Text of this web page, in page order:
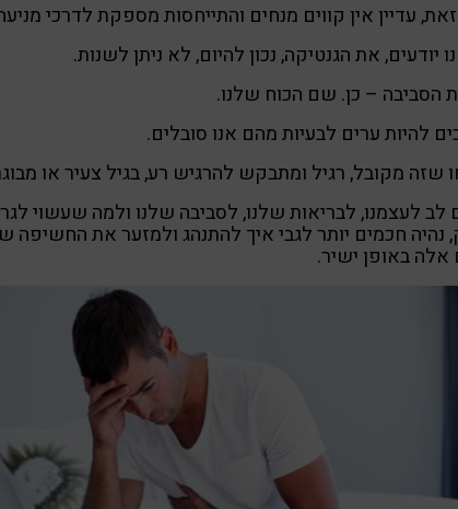
עדיין אין קווים מנחים והתייחסות מספקת לדרכי
יודעים, את הגנטיקה, נכון להיום, לא ניתן לשנות.
הסביבה – כן. שם הכוח שלנו.
להיות ערים לבעיות מהם אנו סובלים.
שזה מקובל, רגיל ומתבקש להרגיש רע, בגיל צעיר או
לעצמנו, לבריאות שלנו, לסביבה שלנו ולמה שעשוי
נהיה חכמים יותר לגבי איך להתנהג ולמזער את החשיפה
אלה באופן ישיר.